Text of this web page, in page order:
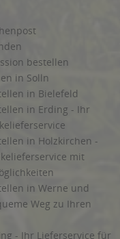
bestellen
in Solln
in Bielefeld
in Erding - Ihr
in Holzkirchen -
mit
in Werne und
Weg zu Ihren
- Ihr Lieferservice für